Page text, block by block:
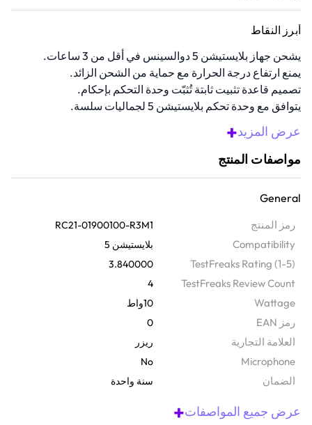
أبرز النقاط
يشحن جهاز بلايستيشن 5 دوالسينس في أقل من 3 ساعات.
يمنع ارتفاع درجة الحرارة مع حماية من الشحن الزائد.
تصميم قاعدة تثبيت ثابتة تُثبّت وحدة التحكم بإحكام.
يتوافق مع وحدة تحكم بلايستيشن 5 لجماليات سلسة.
قاعدة مغناطيسية تضمن اتصال شحن ثابت.
استمتع بالشحن السريع بأناقة مع حامل الشحن السريع هذا. إنه مرخص
رسميًا، ويشحن وحدة تحكم دوالسينس في أقل من 3 ساعات مع الحفاظ
عليها آمنة من الشحن الزائد والسخونة الزائدة. تصميمه المنحني يضمن
سوى توصيله عبر يو إس بي بجهازك أو جهاز الكمبيوتر أو مقبس الحائط
المتوافق.
عرض المزيد+
مواصفات المنتج
General
رمز المنتج RC21-01900100-R3M1
Compatibility بلايستيشن 5
TestFreaks Rating (1-5)
3.840000
TestFreaks Review Count
4
Wattage 10واط
رمز EAN 0
‫العلامة التجارية ريزر
Microphone
No
الضمان‬ سنة واحدة
عرض جميع المواصفات+